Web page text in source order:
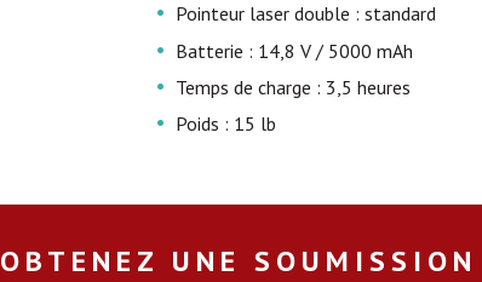
Pointeur laser double : standard
Batterie : 14,8 V / 5000 mAh
Temps de charge : 3,5 heures
Poids : 15 lb
OBTENEZ UNE